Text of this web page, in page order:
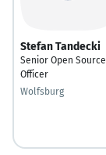
Stefan Tandecki
Senior Open Source
Officer
Wolfsburg